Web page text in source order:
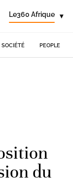
Le360 Afrique ▾
SOCIÉTÉ PEOPLE
du